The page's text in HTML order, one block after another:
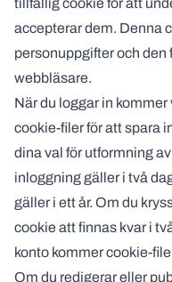
tillfällig cookie för att
accepterar dem. Denna
personuppgifter och den
webbläsare.
När du loggar in
cookie-filer för att spara
dina val för utformning
inloggning gäller i två
gäller i ett år. Om du
cookie att finnas kvar i
konto kommer cookie-
Om du redigerar eller